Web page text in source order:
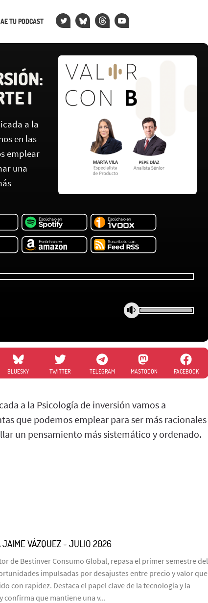
TU PODCAST
I
a la
en las
emplear
una
BLUESKY TWITTER TELEGRAM MASTODON FACEBOOK
a la Psicología de inversión vamos a
que podemos emplear para ser más racionales
un pensamiento más sistemático y ordenado.
JAIME VÁZQUEZ - JULIO 2026
de Bestinver Consumo Global, repasa el primer semestre del
impulsadas por desajustes entre precio y valor que
con rapidez. Destaca el papel clave de la tecnología y la
confirma que mantiene una v...